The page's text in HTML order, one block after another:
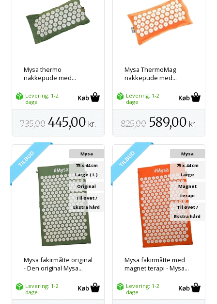
Mysa thermo
nakkepude med...
Levering: 1-2
dage
735,00 445,00 kr.
Mysa ThermoMag
nakkepude med...
Levering: 1-2
dage
825,00 589,00 kr.
Mysa fakirmåtte original
- Den original Mysa...
Mysa
75 x 44 cm
Large ( L )
Original
Til øvet /
Ekstra hård
Levering: 1-2
dage
Mysa fakirmåtte med
magnet terapi - Mysa...
Mysa
75 x 44 cm
Large
Magnet
terapi
Til øvet /
Ekstra hård
Levering: 1-2
dage